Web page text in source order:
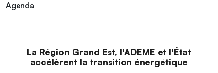
Agenda
La Région Grand Est, l'ADEME et l'État
accélèrent la transition énergétique